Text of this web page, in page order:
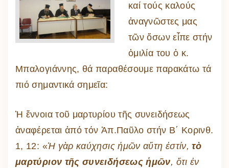
καί τούς καλούς
ἀναγνῶστες μας
τῶν ὅσων εἶπε στήν
ὁμιλία του ὁ κ.
Μπαλογιάννης, θά παραθέσουμε παρακάτω τά
πιό σημαντικά σημεῖα:
Ἡ ἔννοια τοῦ μαρτυρίου τῆς συνειδήσεως
ἀναφέρεται ἀπό τόν Ἀπ.Παῦλο στήν Β΄ Κορινθ.
1, 12: «Ἡ γὰρ καύχησις ἡμῶν αὕτη ἐστίν,τὸ
μαρτύριον τῆς συνειδήσεως ἡμῶν, ὅτι ἐν